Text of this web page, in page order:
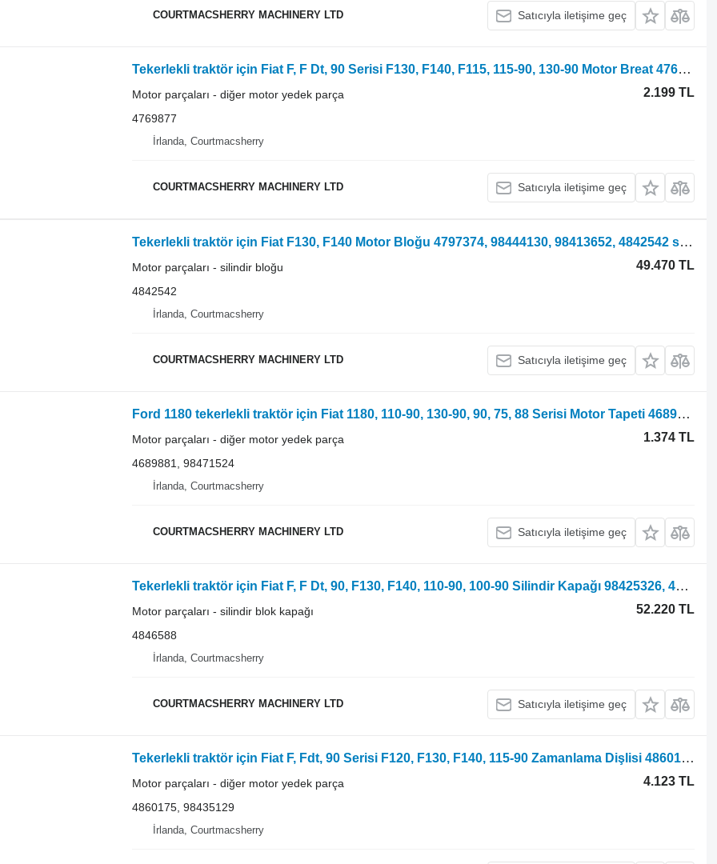
COURTMACSHERRY MACHINERY LTD Satıcıyla iletişime geç
Tekerlekli traktör için Fiat F, F Dt, 90 Serisi F130, F140, F115, 115-90, 130-90 Motor Breat 4769877
2.199 TL
Motor parçaları - diğer motor yedek parça
4769877
İrlanda, Courtmacsherry
COURTMACSHERRY MACHINERY LTD Satıcıyla iletişime geç
Tekerlekli traktör için Fiat F130, F140 Motor Bloğu 4797374, 98444130, 98413652, 4842542 silindir bloğu
49.470 TL
Motor parçaları - silindir bloğu
4842542
İrlanda, Courtmacsherry
COURTMACSHERRY MACHINERY LTD Satıcıyla iletişime geç
Ford 1180 tekerlekli traktör için Fiat 1180, 110-90, 130-90, 90, 75, 88 Serisi Motor Tapeti 4689881
1.374 TL
Motor parçaları - diğer motor yedek parça
4689881, 98471524
İrlanda, Courtmacsherry
COURTMACSHERRY MACHINERY LTD Satıcıyla iletişime geç
Tekerlekli traktör için Fiat F, F Dt, 90, F130, F140, 110-90, 100-90 Silindir Kapağı 98425326, 4846588 silindir blok kapağı
52.220 TL
Motor parçaları - silindir blok kapağı
4846588
İrlanda, Courtmacsherry
COURTMACSHERRY MACHINERY LTD Satıcıyla iletişime geç
Tekerlekli traktör için Fiat F, Fdt, 90 Serisi F120, F130, F140, 115-90 Zamanlama Dişlisi 4860175
4.123 TL
Motor parçaları - diğer motor yedek parça
4860175, 98435129
İrlanda, Courtmacsherry